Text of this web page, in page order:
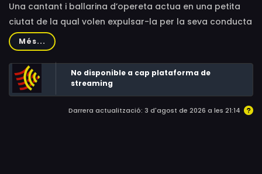
Una cantant i ballarina d’opereta actua en una petita
ciutat de la qual volen expulsar-la per la seva conducta
i actuació escandalosa.
Més...
No disponible a cap plataforma de
streaming
Darrera actualització: 3 d'agost de 2026 a les 21:14